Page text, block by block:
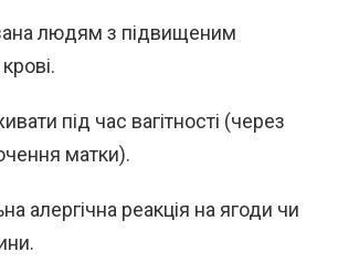
людям з підвищеним
під час вагітності (через
матки).
алергічна реакція на ягоди чи